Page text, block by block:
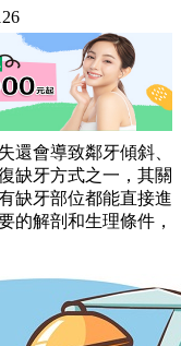
會導致鄰牙傾斜、
缺牙方式之一，其關
缺牙部位都能直接進
的解剖和生理條件，